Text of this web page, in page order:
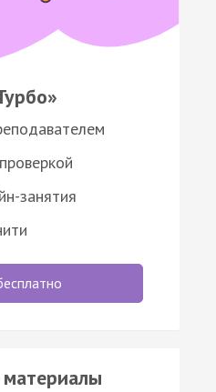
занятия